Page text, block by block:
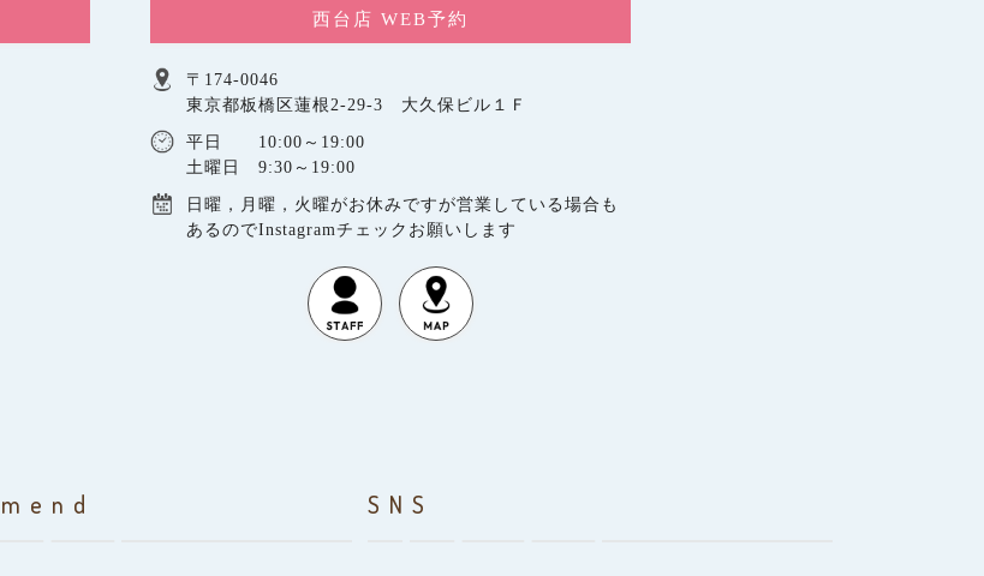
西台店 WEB予約
〒174-0046
東京都板橋区蓮根2-29-3 大久保ビル１Ｆ
平日 10:00～19:00
土曜日 9:30～19:00
日曜，月曜，火曜がお休みですが営業している場合も
あるのでInstagramチェックお願いします
SNS